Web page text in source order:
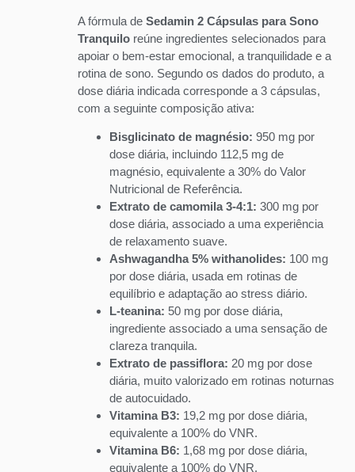
A fórmula deSedamin 2 Cápsulas para Sono
Tranquilo reúne ingredientes selecionados para
apoiar o bem-estar emocional, a tranquilidade e a
rotina de sono. Segundo os dados do produto, a
dose diária indicada corresponde a 3 cápsulas,
com a seguinte composição ativa:
Bisglicinato de magnésio: 950 mg por
dose diária, incluindo 112,5 mg de
magnésio, equivalente a 30% do Valor
Nutricional de Referência.
Extrato de camomila 3-4:1: 300 mg por
dose diária, associado a uma experiência
de relaxamento suave.
Ashwagandha 5% withanolides: 100 mg
por dose diária, usada em rotinas de
equilíbrio e adaptação ao stress diário.
L-teanina: 50 mg por dose diária,
ingrediente associado a uma sensação de
clareza tranquila.
Extrato de passiflora: 20 mg por dose
diária, muito valorizado em rotinas noturnas
de autocuidado.
Vitamina B3: 19,2 mg por dose diária,
equivalente a 100% do VNR.
Vitamina B6: 1,68 mg por dose diária,
equivalente a 100% do VNR.